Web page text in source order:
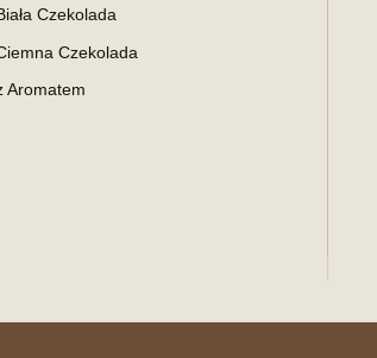
Czekolada
Czekolada
Aromatem